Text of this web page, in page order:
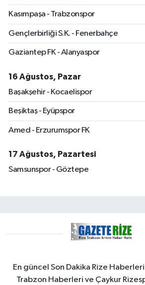
Kasımpaşa - Trabzonspor
Gençlerbirliği S.K. - Fenerbahçe
Gaziantep FK - Alanyaspor
16 Ağustos, Pazar
Başakşehir - Kocaelispor
Beşiktaş - Eyüpspor
Amed - Erzurumspor FK
17 Ağustos, Pazartesi
Samsunspor - Göztepe
En güncel Son Dakika Rize
Trabzon Haberleri ve Çaykur